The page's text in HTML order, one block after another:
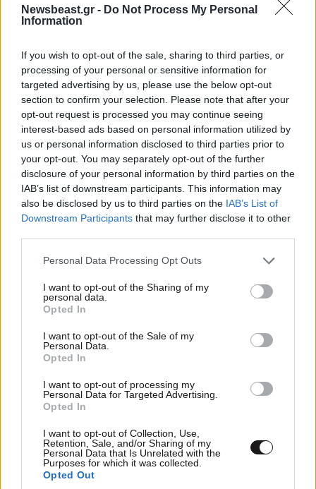
Newsbeast.gr - Do Not Process My Personal
Information
If you wish to opt-out of the sale, sharing to third parties, or
processing of your personal or sensitive information for
targeted advertising by us, please use the below opt-out
section to confirm your selection. Please note that after your
opt-out request is processed you may continue seeing
interest-based ads based on personal information utilized by
us or personal information disclosed to third parties prior to
your opt-out. You may separately opt-out of the further
disclosure of your personal information by third parties on the
IAB’s list of downstream participants. This information may
also be disclosed by us to third parties on the IAB’s List of
Downstream Participants that may further disclose it to other
Please note that this website/app uses one or more Google
not limited to your visit or usage behaviour. You may click to
grant or deny consent to Google and its third-party tags to
use your data for below specified purposes in below Google
consent section.
Personal Data Processing Opt Outs
I want to opt-out of the Sharing of my
personal data.
Opted In
I want to opt-out of the Sale of my
Personal Data.
Opted In
I want to opt-out of processing my
Personal Data for Targeted Advertising.
Opted In
I want to opt-out of Collection, Use,
Retention, Sale, and/or Sharing of my
Personal Data that Is Unrelated with the
Purposes for which it was collected.
Opted Out
44 λ. πριν
Γυναίκα έπεσε σε ακάλυπτο από τον 5ο όροφο
πολυκατοικίας στη Μιχαλακοπούλου –